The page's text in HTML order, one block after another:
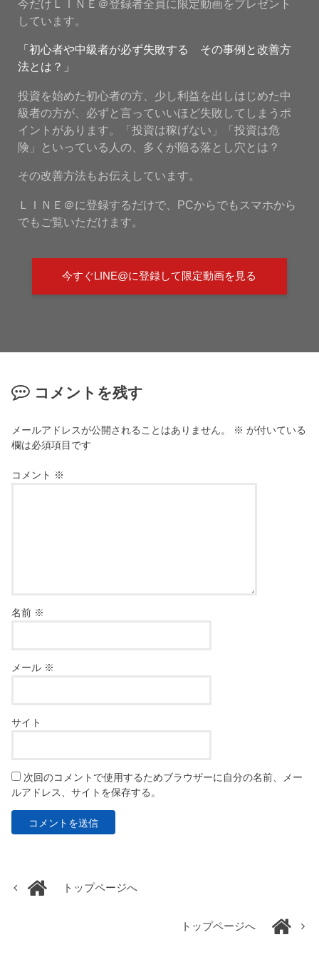
今だけＬＩＮＥ＠登録者全員に限定動画をプレゼント
しています。
「初心者や中級者が必ず失敗する その事例と改善方
法とは？」
投資を始めた初心者の方、少し利益を出しはじめた中
級者の方が、必ずと言っていいほど失敗してしまうポ
イントがあります。「投資は稼げない」「投資は危
険」といっている人の、多くが陥る落とし穴とは？
その改善方法もお伝えしています。
ＬＩＮＥ＠に登録するだけで、PCからでもスマホから
でもご覧いただけます。
今すぐLINE@に登録して限定動画を見る
コメントを残す
メールアドレスが公開されることはありません。 ※ が付いている
欄は必須項目です
コメント ※
名前 ※
メール ※
サイト
次回のコメントで使用するためブラウザーに自分の名前、メー
ルアドレス、サイトを保存する。
トップページへ
トップページへ